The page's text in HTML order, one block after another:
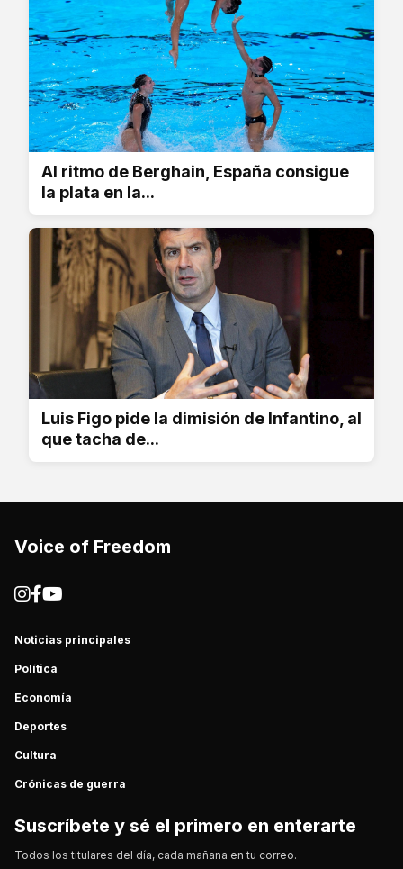
Al ritmo de Berghain, España consigue
la plata en la...
Luis Figo pide la dimisión de Infantino, al
que tacha de...
Voice of Freedom
Noticias principales
Política
Economía
Deportes
Cultura
Crónicas de guerra
Suscríbete y sé el primero en enterarte
Todos los titulares del día, cada mañana en tu correo.